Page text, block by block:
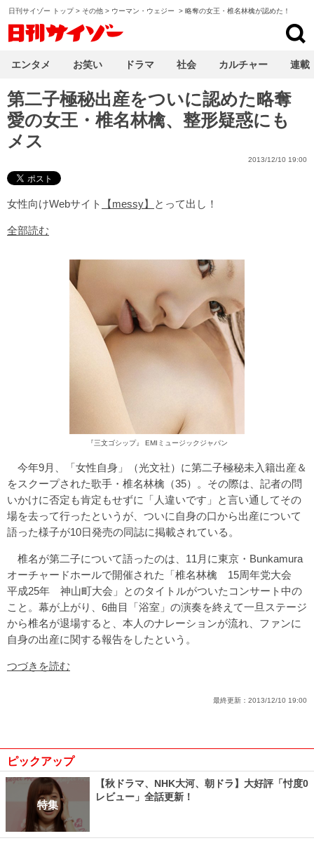
日刊サイゾー トップ> その他 > ウーマン・ウェジー > 略奪の女王・椎名林檎が認めた！
第二子極秘出産をついに認めた略奪
愛の女王・椎名林檎、整形疑惑にも
メス
2013/12/10 19:00
女性向けWebサイト 【messy】 とって出し！
全部読む
『三文ゴシップ』 EMIミュージックジャパン
今年9月、「女性自身」（光文社）に第二子極秘未入籍出産＆
をスクープされた歌手・椎名林檎（35）。その際は、記者の問
いかけに否定も肯定もせずに「人違いです」と言い通してその
場を去って行ったというが、ついに自身の口から出産について
語った様子が10日発売の同誌に掲載されている。
椎名が第二子について語ったのは、11月に東京・Bunkamura
オーチャードホールで開催された「椎名林檎 15周年党大会
平成25年 神山町大会」とのタイトルがついたコンサート中の
こと。幕が上がり、6曲目「浴室」の演奏を終えて一旦ステージ
から椎名が退場すると、本人のナレーションが流れ、ファンに
自身の出産に関する報告をしたという。
つづきを読む
最終更新： 2013/12/10 19:00
ピックアップ
特集
【秋ドラマ、NHK大河、朝ドラ】大好評「忖度0
レビュー」全話更新！
エンタメ お笑い ドラマ 社会 カルチャー 連載